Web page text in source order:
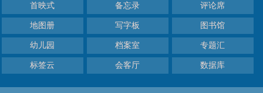
首映式 备忘录 评论席
地图册 写字板 图书馆
幼儿园 档案室 专题汇
标签云 会客厅 数据库